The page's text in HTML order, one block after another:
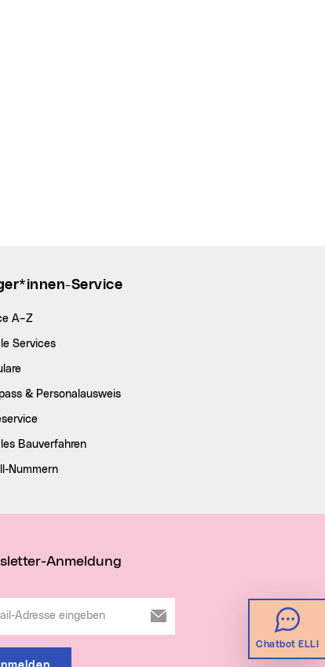
Chatbot ELLI
Service
A–Z
Services
& Personalausweis
Bauverfahren
Nummern
Anmeldung